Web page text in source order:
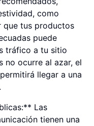
como
que tus productos
puede
tráfico a tu sitio
no ocurre al azar, el
llegar a una
Las
tienen una